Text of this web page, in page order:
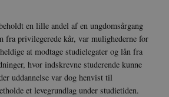
en lille andel af en ungdomsårgang
fra privilegerede kår, var mulighederne for
at modtage studielegater og lån fra
hvor indskrevne studerende kunne
uddannelse var dog henvist til
et levegrundlag under studietiden.